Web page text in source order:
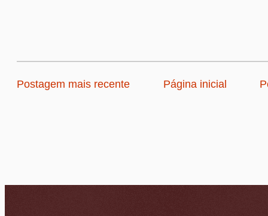
Postagem mais recente Página inicial